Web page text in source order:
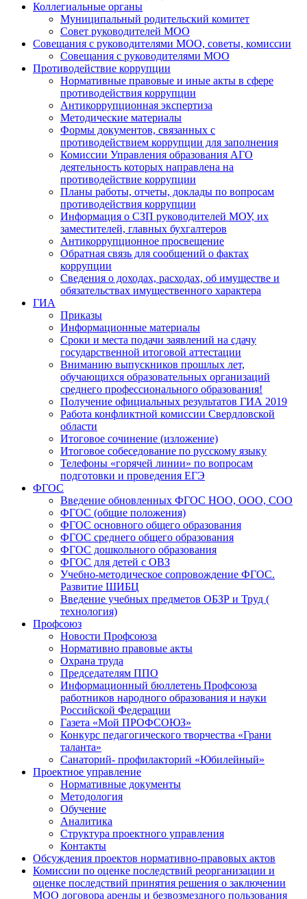
Коллегиальные органы
Муниципальный родительский комитет
Совет руководителей МОО
Совещания с руководителями МОО, советы, комиссии
Совещания с руководителями МОО
Противодействие коррупции
Нормативные правовые и иные акты в сфере
противодействия коррупции
Антикоррупционная экспертиза
Методические материалы
Формы документов, связанных с
противодействием коррупции для заполнения
Комиссии Управления образования АГО
деятельность которых направлена на
противодействие коррупции
Планы работы, отчеты, доклады по вопросам
противодействия коррупции
Информация о СЗП руководителей МОУ, их
заместителей, главных бухгалтеров
Антикоррупционное просвещение
Обратная связь для сообщений о фактах
коррупции
Сведения о доходах, расходах, об имуществе и
обязательствах имущественного характера
ГИА
Приказы
Информационные материалы
Сроки и места подачи заявлений на сдачу
государственной итоговой аттестации
Вниманию выпускников прошлых лет,
обучающихся образовательных организаций
среднего профессионального образования!
Получение официальных результатов ГИА 2019
Работа конфликтной комиссии Свердловской
области
Итоговое сочинение (изложение)
Итоговое собеседование по русскому языку
Телефоны «горячей линии» по вопросам
подготовки и проведения ЕГЭ
ФГОС
Введение обновленных ФГОС НОО, ООО, СОО
ФГОС (общие положения)
ФГОС основного общего образования
ФГОС среднего общего образования
ФГОС дошкольного образования
ФГОС для детей с ОВЗ
Учебно-методическое сопровождение ФГОС.
Развитие ШИБЦ
Введение учебных предметов ОБЗР и Труд (
технология)
Профсоюз
Новости Профсоюза
Нормативно правовые акты
Охрана труда
Председателям ППО
Информационный бюллетень Профсоюза
работников народного образования и науки
Российской Федерации
Газета «Мой ПРОФСОЮЗ»
Конкурс педагогического творчества «Грани
таланта»
Санаторий- профилакторий «Юбилейный»
Проектное управление
Нормативные документы
Методология
Обучение
Аналитика
Структура проектного управления
Контакты
Обсуждения проектов нормативно-правовых актов
Комиссии по оценке последствий реорганизации и
оценке последствий принятия решения о заключении
МОО договора аренды и безвозмездного пользования